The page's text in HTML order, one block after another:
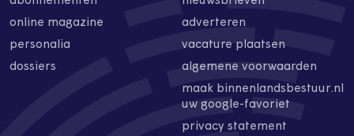
online magazine
personalia
dossiers
adverteren
vacature plaatsen
algemene voorwaarden
maak binnenlandsbestuur.nl
uw google-favoriet
privacy statement